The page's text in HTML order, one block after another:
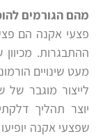
מהם הגורמים
פצעי אקנה הם
ההתבגרות.
מעט שינויים
לייצור מוגבר
יוצר תהליך
שפצעי אקנה